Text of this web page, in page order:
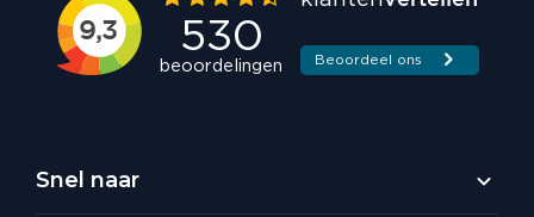
Snel naar